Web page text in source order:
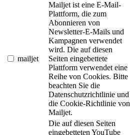
mailjet
Mailjet ist eine E-Mail-
Plattform, die zum
Abonnieren von
Newsletter-E-Mails und
Kampagnen verwendet
wird. Die auf diesen
Seiten eingebettete
Plattform verwendet eine
Reihe von Cookies. Bitte
beachten Sie die
Datenschutzrichtlinie und
die Cookie-Richtlinie von
Mailjet.
Die auf diesen Seiten
eingebetteten YouTube